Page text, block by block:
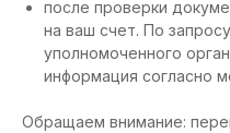
после проверки
на ваш счет. По
уполномоченного
информация согласно
Обращаем внимание: